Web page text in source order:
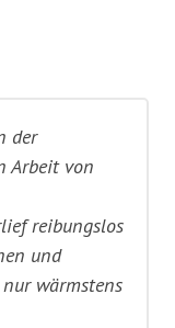
der
Arbeit von
reibungslos
und
wärmstens